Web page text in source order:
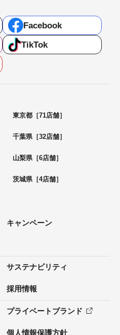
Facebook
TikTok
東京都［71店舗］
千葉県［32店舗］
山梨県［6店舗］
茨城県［4店舗］
キャンペーン
サステナビリティ
採用情報
プライベートブランド
個人情報保護方針